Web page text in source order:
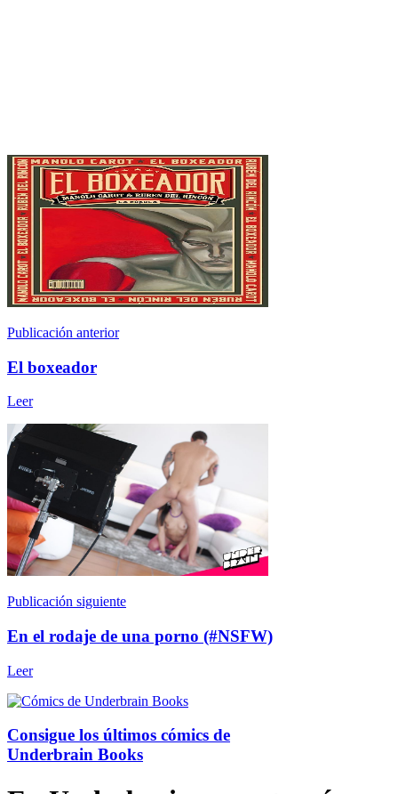
Publicación anterior
El boxeador
Leer
Publicación siguiente
En el rodaje de una porno (#NSFW)
Leer
Consigue los últimos cómics de
Underbrain Books